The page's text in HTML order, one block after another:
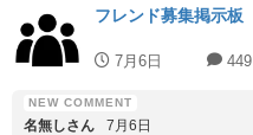
フレンド募集掲示板
7月6日 449
名無しさん 7月6日